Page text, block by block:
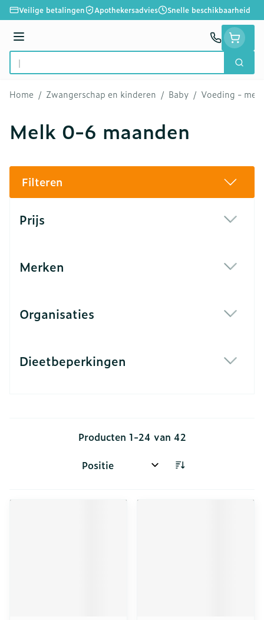
Ga naar de inhoud
Veilige betalingen Apothekersadvies Snelle beschikbaarheid
Menu
Product, merk, categorie...
Zoek
Home / Zwangerschap en kinderen / Baby / Voeding - melk
Melk 0-6 maanden
Filteren
Prijs
Merken
Organisaties
Dieetbeperkingen
Producten 1-24 van 42
Sorteer op: